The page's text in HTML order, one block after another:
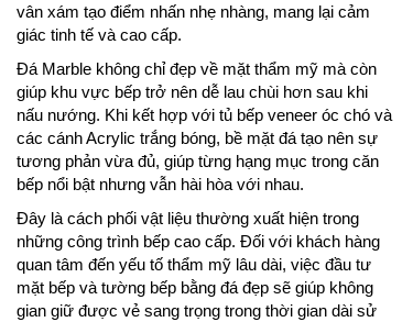
vân xám tạo điểm nhấn nhẹ nhàng, mang lại cảm
giác tinh tế và cao cấp.
Đá Marble không chỉ đẹp về mặt thẩm mỹ mà còn
giúp khu vực bếp trở nên dễ lau chùi hơn sau khi
nấu nướng. Khi kết hợp với tủ bếp veneer óc chó và
các cánh Acrylic trắng bóng, bề mặt đá tạo nên sự
tương phản vừa đủ, giúp từng hạng mục trong căn
bếp nổi bật nhưng vẫn hài hòa với nhau.
Đây là cách phối vật liệu thường xuất hiện trong
những công trình bếp cao cấp. Đối với khách hàng
quan tâm đến yếu tố thẩm mỹ lâu dài, việc đầu tư
mặt bếp và tường bếp bằng đá đẹp sẽ giúp không
gian giữ được vẻ sang trọng trong thời gian dài sử